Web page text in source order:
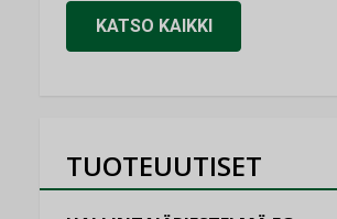
KATSO KAIKKI
TUOTEUUTISET